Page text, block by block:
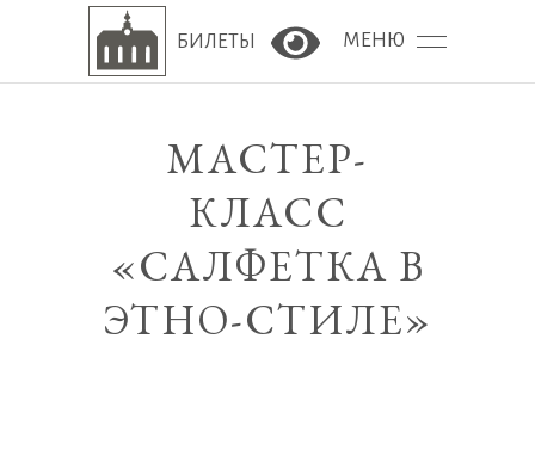
БИЛЕТЫ Версия сайта для
МЕНЮ
МАСТЕР-
КЛАСС
«САЛФЕТКА В
ЭТНО-СТИЛЕ»